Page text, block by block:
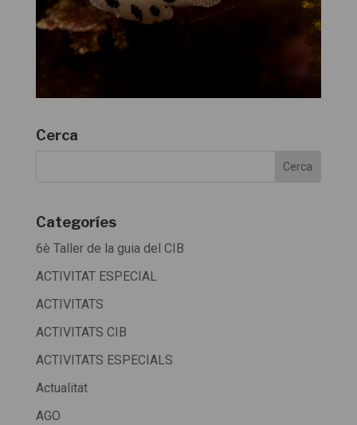
Cerca
Categoríes
6è Taller de la guia del CIB
ACTIVITAT ESPECIAL
ACTIVITATS
ACTIVITATS CIB
ACTIVITATS ESPECIALS
Actualitat
AGO